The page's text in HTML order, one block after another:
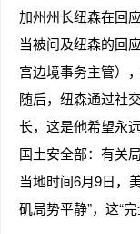
加州州长纽森在回
当被问及纽森的回
宫边境事务主管）
随后，纽森通过社
长，这是他希望永
国土安全部：有关
当地时间6月9日，
矶局势平静”，这“完